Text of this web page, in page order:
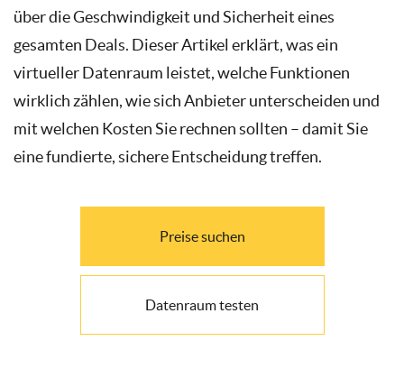
über die Geschwindigkeit und Sicherheit eines
gesamten Deals. Dieser Artikel erklärt, was ein
virtueller Datenraum leistet, welche Funktionen
wirklich zählen, wie sich Anbieter unterscheiden und
mit welchen Kosten Sie rechnen sollten – damit Sie
eine fundierte, sichere Entscheidung treffen.
Preise suchen
Datenraum testen